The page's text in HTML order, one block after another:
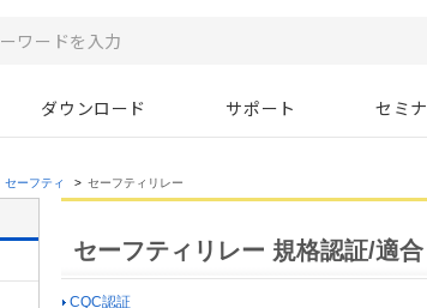
ダウンロード サポート セミナ
セーフティ > セーフティリレー
セーフティリレー 規格認証/適合
CQC認証